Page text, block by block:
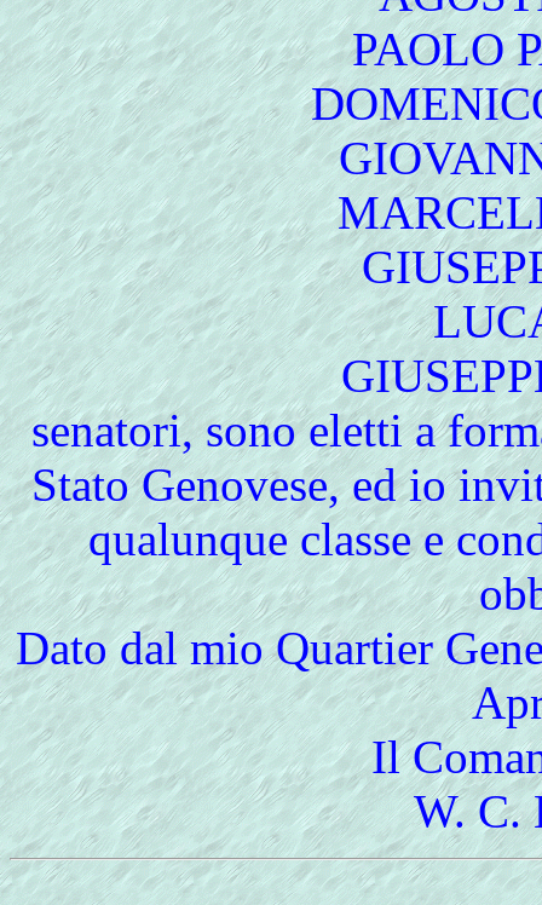
PAOLO
senatori, sono eletti a
Stato Genovese, ed io
qualunque classe e
Dato dal mio Quartier
Il
W. C.